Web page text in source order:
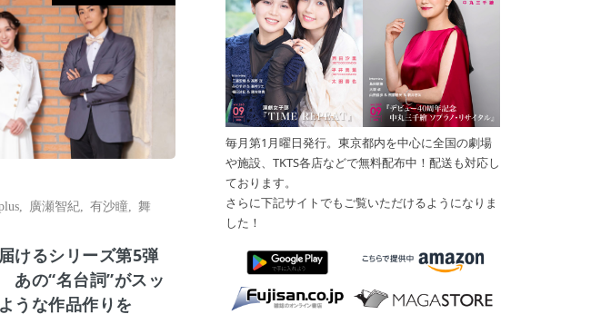
廣瀬智紀 ,有沙瞳 ,舞
けるシリーズ第5弾
の“名台詞”がスッ
うな作品作りを
毎月第1月曜日発行。東京都内を中心に全国の劇場
や施設、TKTS各店などで無料配布中！配送も対応し
ております。
さらに下記サイトでもご覧いただけるようになりま
した！